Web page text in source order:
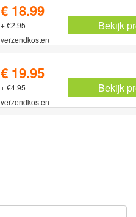
€ 18.99
+ €2.95
verzendkosten
Bekijk
€ 19.95
+ €4.95
verzendkosten
Bekijk